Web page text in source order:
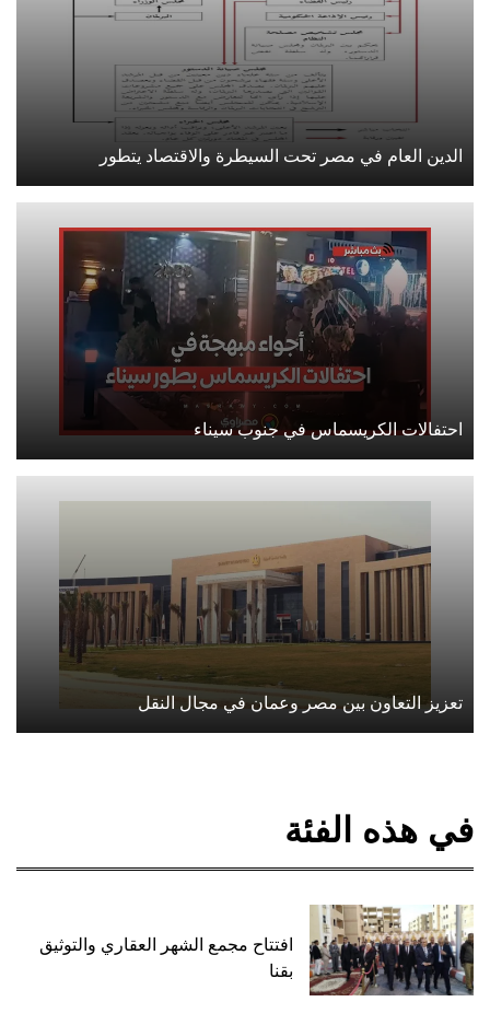
الدين العام في مصر تحت السيطرة والاقتصاد يتطور
احتفالات الكريسماس في جنوب سيناء
تعزيز التعاون بين مصر وعمان في مجال النقل
في هذه الفئة
افتتاح مجمع الشهر العقاري والتوثيق
بقنا